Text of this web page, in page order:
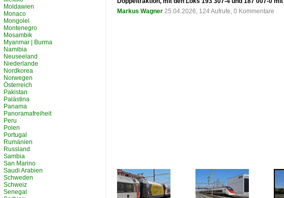
Markus Wagner 25.04.2026, 124 Aufrufe, 0 Kommentare
Moldawien
Monaco
Mongolei
Montenegro
Mosambik
Myanmar | Burma
Namibia
Neuseeland
Niederlande
Nordkorea
Norwegen
Österreich
Pakistan
Palästina
Panama
Panoramafreiheit
Peru
Polen
Portugal
Rumänien
Russland
Sambia
San Marino
Saudi Arabien
Schweden
Schweiz
Senegal